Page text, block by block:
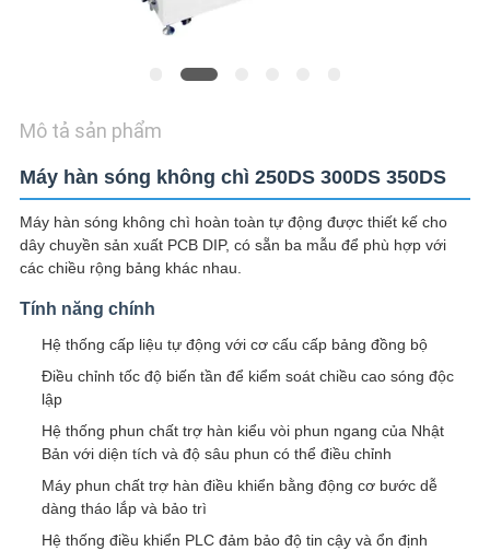
SHOPPING
SƠ
ĐỒ
TRANG
WEB
CHÍNH
SÁCH
BẢO
MẬT
Mô tả sản phẩm
Máy hàn sóng không chì 250DS 300DS 350DS
Máy hàn sóng không chì hoàn toàn tự động được thiết kế cho
dây chuyền sản xuất PCB DIP, có sẵn ba mẫu để phù hợp với
các chiều rộng bảng khác nhau.
Tính năng chính
Hệ thống cấp liệu tự động với cơ cấu cấp bảng đồng bộ
Điều chỉnh tốc độ biến tần để kiểm soát chiều cao sóng độc
lập
Hệ thống phun chất trợ hàn kiểu vòi phun ngang của Nhật
Bản với diện tích và độ sâu phun có thể điều chỉnh
Máy phun chất trợ hàn điều khiển bằng động cơ bước dễ
dàng tháo lắp và bảo trì
Hệ thống điều khiển PLC đảm bảo độ tin cậy và ổn định